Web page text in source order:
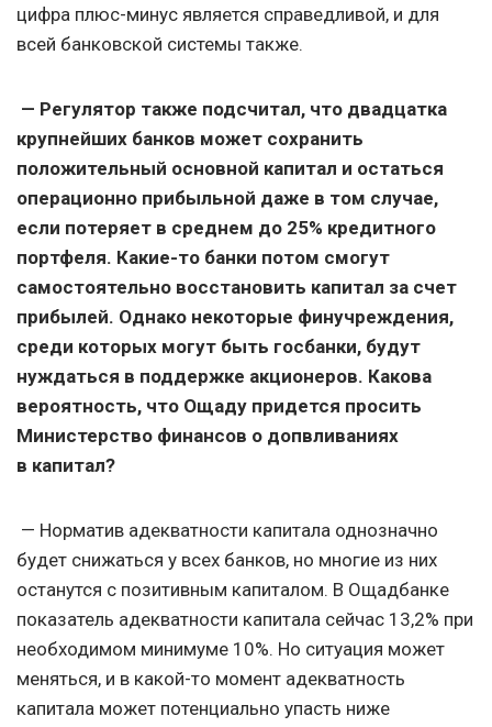
цифра плюс-минус является справедливой, и для
всей банковской системы также.
— Регулятор также подсчитал, что двадцатка
крупнейших банков может сохранить
положительный основной капитал и остаться
операционно прибыльной даже в том случае,
если потеряет в среднем до 25% кредитного
портфеля. Какие-то банки потом смогут
самостоятельно восстановить капитал за счет
прибылей. Однако некоторые финучреждения,
среди которых могут быть госбанки, будут
нуждаться в поддержке акционеров. Какова
вероятность, что Ощаду придется просить
Министерство финансов о допвливаниях
в капитал?
— Норматив адекватности капитала однозначно
будет снижаться у всех банков, но многие из них
останутся с позитивным капиталом. В Ощадбанке
показатель адекватности капитала сейчас 13,2% при
необходимом минимуме 10%. Но ситуация может
меняться, и в какой-то момент адекватность
капитала может потенциально упасть ниже